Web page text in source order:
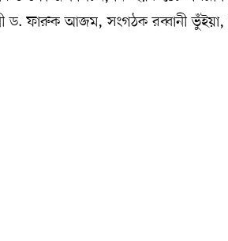
ড. ফারুক আজম, সংগঠক রব্বানী ভুঁইয়া,